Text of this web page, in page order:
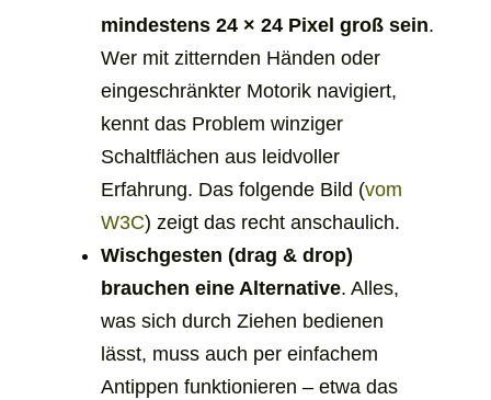
mindestens 24 × 24 Pixel groß sein.
Wer mit zitternden Händen oder
eingeschränkter Motorik navigiert,
kennt das Problem winziger
Schaltflächen aus leidvoller
Erfahrung. Das folgende Bild (vom
W3Cöffnet
sich
in
einem
neuen
Tab
) zeigt das recht anschaulich.
Wischgesten (drag & drop)
brauchen eine Alternative. Alles,
was sich durch Ziehen bedienen
lässt, muss auch per einfachem
Antippen funktionieren – etwa das